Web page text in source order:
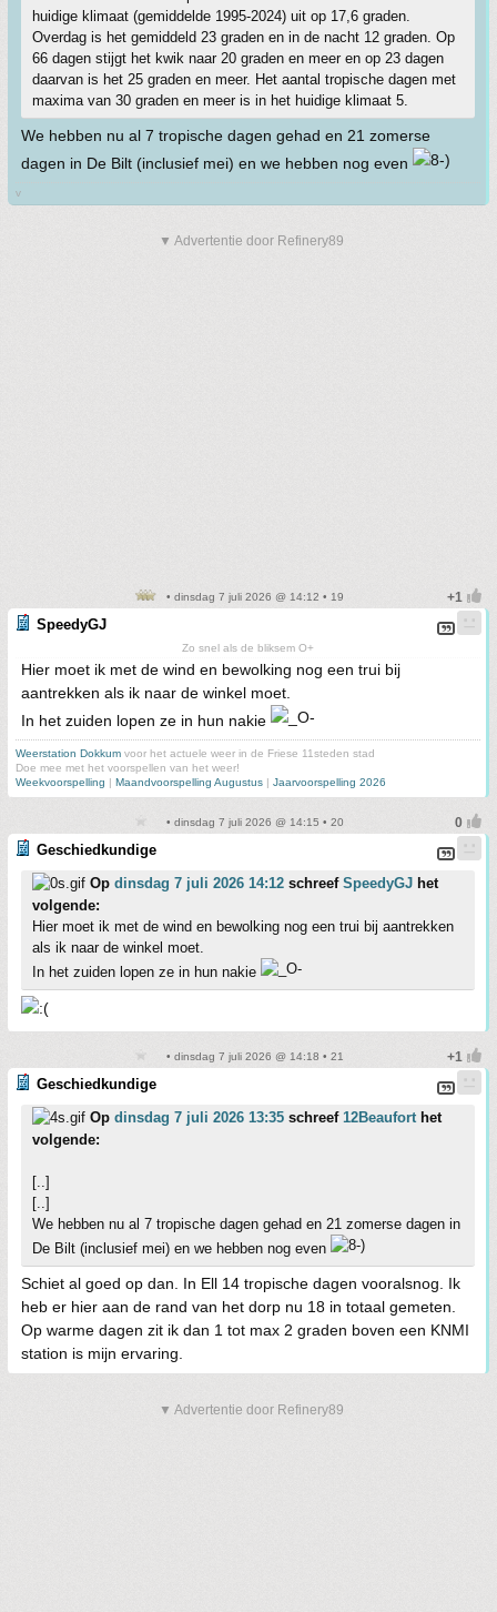
huidige klimaat (gemiddelde 1995-2024) uit op 17,6 graden.
Overdag is het gemiddeld 23 graden en in de nacht 12 graden. Op
66 dagen stijgt het kwik naar 20 graden en meer en op 23 dagen
daarvan is het 25 graden en meer. Het aantal tropische dagen met
maxima van 30 graden en meer is in het huidige klimaat 5.
We hebben nu al 7 tropische dagen gehad en 21 zomerse
dagen in De Bilt (inclusief mei) en we hebben nog even
v
▼ Advertentie door Refinery89
• dinsdag 7 juli 2026 @ 14:12 • 19
SpeedyGJ
Zo snel als de bliksem O+
Hier moet ik met de wind en bewolking nog een trui bij
aantrekken als ik naar de winkel moet.
In het zuiden lopen ze in hun nakie
Weerstation Dokkum voor het actuele weer in de Friese 11steden stad
Doe mee met het voorspellen van het weer!
Weekvoorspelling | Maandvoorspelling Augustus | Jaarvoorspelling 2026
• dinsdag 7 juli 2026 @ 14:15 • 20
Geschiedkundige
Op dinsdag 7 juli 2026 14:12 schreef SpeedyGJ het
volgende:
Hier moet ik met de wind en bewolking nog een trui bij aantrekken
als ik naar de winkel moet.
In het zuiden lopen ze in hun nakie
• dinsdag 7 juli 2026 @ 14:18 • 21
Geschiedkundige
Op dinsdag 7 juli 2026 13:35 schreef 12Beaufort het
volgende:
[..]
[..]
We hebben nu al 7 tropische dagen gehad en 21 zomerse dagen in
De Bilt (inclusief mei) en we hebben nog even
Schiet al goed op dan. In Ell 14 tropische dagen vooralsnog. Ik
heb er hier aan de rand van het dorp nu 18 in totaal gemeten.
Op warme dagen zit ik dan 1 tot max 2 graden boven een KNMI
station is mijn ervaring.
▼ Advertentie door Refinery89